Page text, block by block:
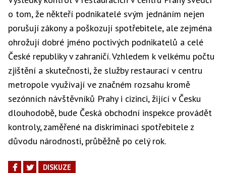
o tom, že někteří podnikatelé svým jednáním nejen
porušují zákony a poškozují spotřebitele, ale zejména
ohrožují dobré jméno poctivých podnikatelů a celé
České republiky v zahraničí. Vzhledem k velkému počtu
zjištění a skutečnosti, že služby restaurací v centru
metropole využívají ve značném rozsahu kromě
sezónních návštěvníků Prahy i cizinci, žijící v Česku
dlouhodobě, bude Česká obchodní inspekce provádět
kontroly, zaměřené na diskriminaci spotřebitele z
důvodu národnosti, průběžně po celý rok.
DISKUZE